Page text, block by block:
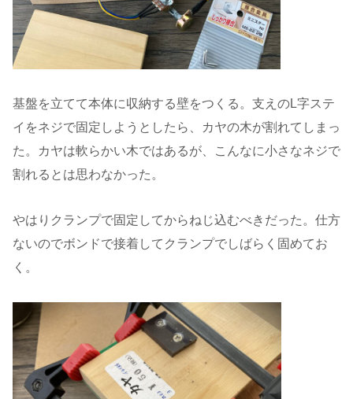
基盤を立てて本体に収納する壁をつくる。支えのL字ステ
イをネジで固定しようとしたら、カヤの木が割れてしまっ
た。カヤは軟らかい木ではあるが、こんなに小さなネジで
割れるとは思わなかった。
やはりクランプで固定してからねじ込むべきだった。仕方
ないのでボンドで接着してクランプでしばらく固めてお
く。